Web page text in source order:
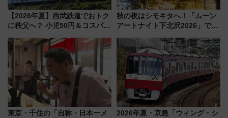
【2026年夏】西武鉄道でおトク
に秩父へ？ 小児50円＆コスパ最
族旅行！ 深夜の正丸トンネル探
検や特急ラビューも
秋の夜はシモキタへ！「ムーン
アートナイト下北沢2026」でイ
を満喫しよう
東京・千住の「自称・日本一メ
2026年夏・京急「ウィング・シ